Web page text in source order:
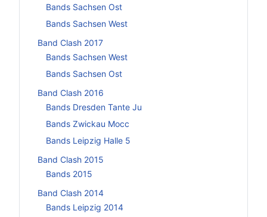
Bands Sachsen Ost
Bands Sachsen West
Band Clash 2017
Bands Sachsen West
Bands Sachsen Ost
Band Clash 2016
Bands Dresden Tante Ju
Bands Zwickau Mocc
Bands Leipzig Halle 5
Band Clash 2015
Bands 2015
Band Clash 2014
Bands Leipzig 2014